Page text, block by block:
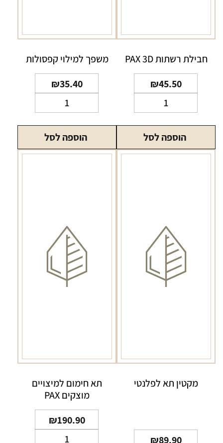
חבילת רשתות PAX 3D
₪45.50
של
חבילת
רשתות
PAX
הוספה לסל
משפך למילוי קפסולות
₪35.40
של
משפך
למילוי
קפסולות
הוספה לסל
מקטין תא לפלנטי
₪89.90
תא חימום למיצויים
מוצקים PAX
₪190.90